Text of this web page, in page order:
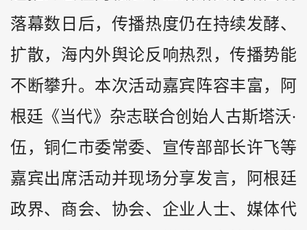
落幕数日后，传播热度仍在持续发酵、
扩散，海内外舆论反响热烈，传播势能
不断攀升。本次活动嘉宾阵容丰富，阿
根廷《当代》杂志联合创始人古斯塔沃·
伍，铜仁市委常委、宣传部部长许飞等
嘉宾出席活动并现场分享发言，阿根廷
政界、商会、协会、企业人士、媒体代